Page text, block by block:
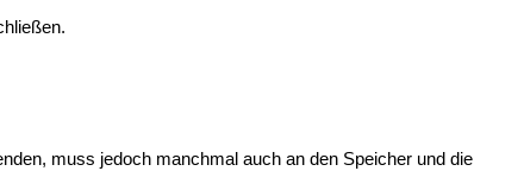
muss jedoch manchmal auch an den Speicher und die